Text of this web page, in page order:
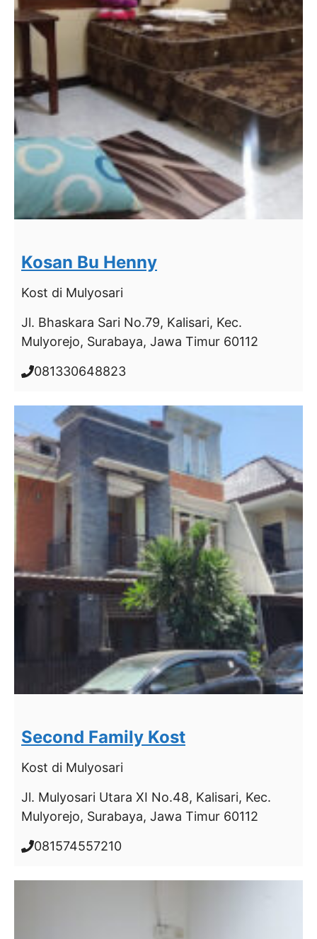
Kosan Bu Henny
Kost di Mulyosari
Jl. Bhaskara Sari No.79, Kalisari, Kec.
Mulyorejo, Surabaya, Jawa Timur 60112
081330648823
Second Family Kost
Kost di Mulyosari
Jl. Mulyosari Utara XI No.48, Kalisari, Kec.
Mulyorejo, Surabaya, Jawa Timur 60112
081574557210